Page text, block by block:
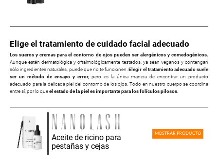
Elige el tratamiento de cuidado facial adecuado
Los sueros y cremas para el contorno de ojos pueden ser alergénicos y comedogénicos.
Aunque estén dermatológica y oftalmológicamente testados, ya sean veganos y contengan
sólo ingredientes naturales, puede que no te funcionen. Elegir el tratamiento adecuado suele
ser un método de ensayo y error, pero es la única manera de encontrar un producto
adecuado para la delicada piel del contorno de los ojos. Todo en nuestro cuerpo se coordina
entre sí, por lo queel estado de la piel es importante para los folículos pilosos.
Aceite de ricino para
pestañas y cejas
MOSTRAR PRODUCTO